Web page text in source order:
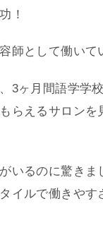
！
師として働いて
3ヶ月間語学学
らえるサロンを
いるのに驚きま
イルで働きやす